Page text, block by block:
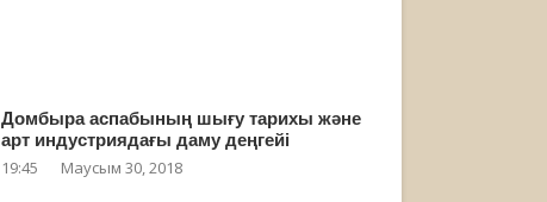
Домбыра аспабының шығу тарихы және
арт индустриядағы даму деңгейі
19:45 Маусым 30, 2018